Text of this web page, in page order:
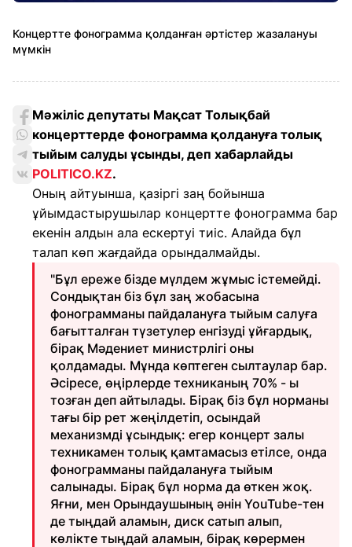
Концертте фонограмма қолданған әртістер жазалануы
мүмкін
Мәжіліс депутаты Мақсат Толықбай
концерттерде фонограмма қолдануға толық
тыйым салуды ұсынды, деп хабарлайды
POLITICO.KZ.
Оның айтуынша, қазіргі заң бойынша
ұйымдастырушылар концертте фонограмма бар
екенін алдын ала ескертуі тиіс. Алайда бұл
талап көп жағдайда орындалмайды.
"Бұл ереже бізде мүлдем жұмыс істемейді.
Сондықтан біз бұл заң жобасына
фонограмманы пайдалануға тыйым салуға
бағытталған түзетулер енгізуді ұйғардық,
бірақ Мәдениет министрлігі оны
қолдамады. Мұнда көптеген сылтаулар бар.
Әсіресе, өңірлерде техниканың 70% - ы
тозған деп айтылады. Бірақ біз бұл норманы
тағы бір рет жеңілдетіп, осындай
механизмді ұсындық: егер концерт залы
техникамен толық қамтамасыз етілсе, онда
фонограмманы пайдалануға тыйым
салынады. Бірақ бұл норма да өткен жоқ.
Яғни, мен Орындаушының әнін YouTube-тен
де тыңдай аламын, диск сатып алып,
көлікте тыңдай аламын, бірақ көрермен